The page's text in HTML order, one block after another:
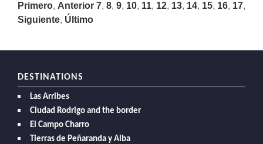
Primero, Anterior 7, 8, 9, 10, 11, 12, 13, 14, 15, 16, 17,
Siguiente, Último
DESTINATIONS
Las Arribes
Ciudad Rodrigo and the border
El Campo Charro
Tierras de Peñaranda y Alba